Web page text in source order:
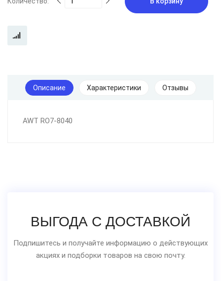
Описание Характеристики Отзывы
AWT RO7-8040
ВЫГОДА С ДОСТАВКОЙ
Подпишитесь и получайте информацию о действующих
акциях и подборки товаров на свою почту.